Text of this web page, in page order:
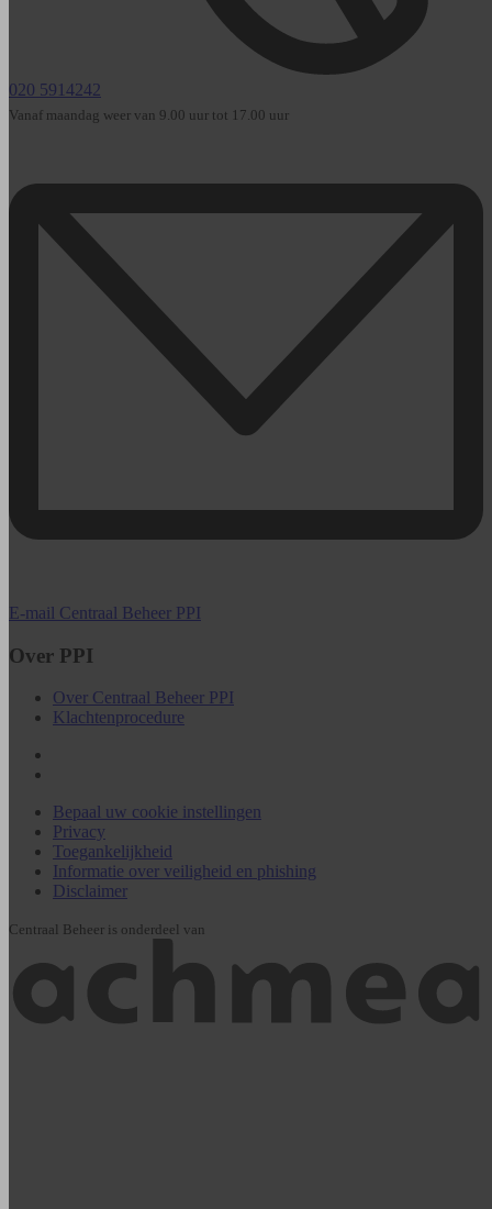
020 5914242
Vanaf maandag weer van 9.00 uur tot 17.00 uur
E-mail Centraal Beheer PPI
Over PPI
Over Centraal Beheer PPI
Klachtenprocedure
Bepaal uw cookie instellingen
Privacy
Toegankelijkheid
Informatie over veiligheid en phishing
Disclaimer
Centraal Beheer is onderdeel van